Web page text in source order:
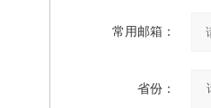
常用邮箱：
省份：